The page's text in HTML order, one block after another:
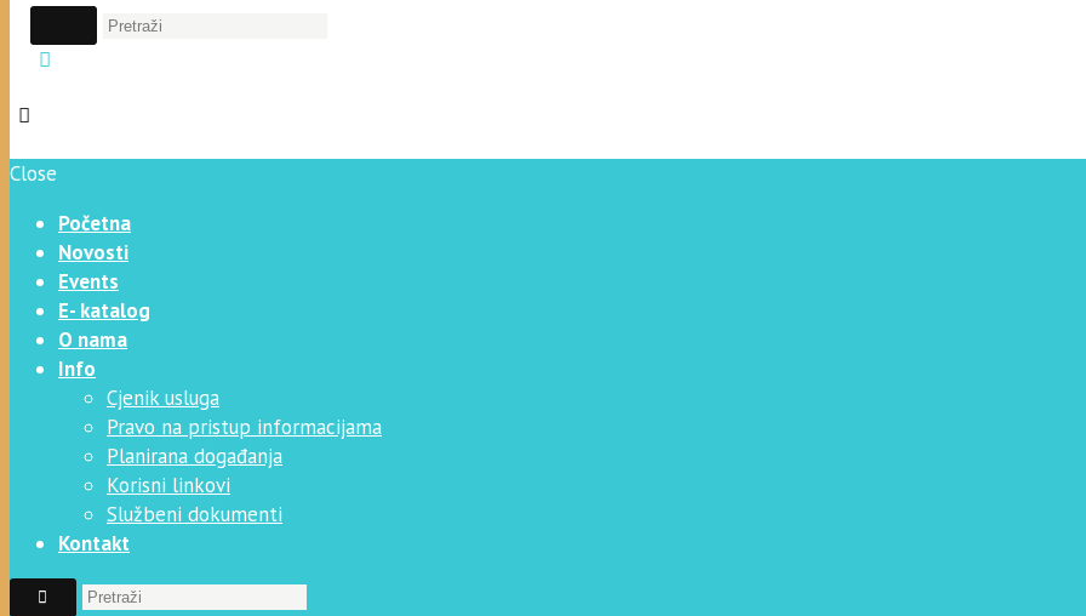
Close
Početna
Novosti
Events
E- katalog
O nama
Info
Cjenik usluga
Pravo na pristup informacijama
Planirana događanja
Korisni linkovi
Službeni dokumenti
Kontakt